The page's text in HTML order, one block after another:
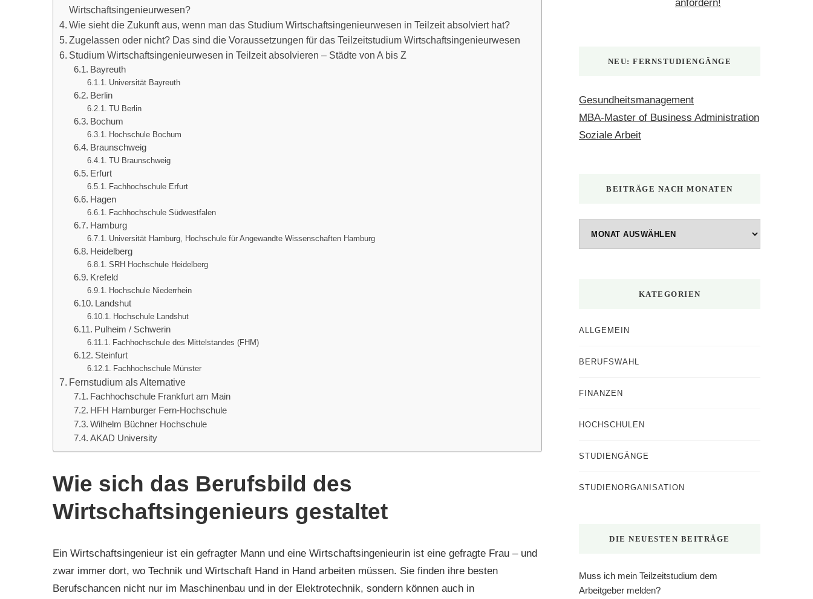
Wirtschaftsingenieurwesen?
Wie sieht die Zukunft aus, wenn man das Studium Wirtschaftsingenieurwesen in Teilzeit absolviert hat?
Zugelassen oder nicht? Das sind die Voraussetzungen für das Teilzeitstudium Wirtschaftsingenieurwesen
Studium Wirtschaftsingenieurwesen in Teilzeit absolvieren – Städte von A bis Z
Bayreuth
Universität Bayreuth
Berlin
TU Berlin
Bochum
Hochschule Bochum
Braunschweig
TU Braunschweig
Erfurt
Fachhochschule Erfurt
Hagen
Fachhochschule Südwestfalen
Hamburg
Universität Hamburg, Hochschule für Angewandte Wissenschaften Hamburg
Heidelberg
SRH Hochschule Heidelberg
Krefeld
Hochschule Niederrhein
Landshut
Hochschule Landshut
Pulheim / Schwerin
Fachhochschule des Mittelstandes (FHM)
Steinfurt
Fachhochschule Münster
Fernstudium als Alternative
Fachhochschule Frankfurt am Main
HFH Hamburger Fern-Hochschule
Wilhelm Büchner Hochschule
AKAD University
Wie sich das Berufsbild des
Wirtschaftsingenieurs gestaltet
Ein Wirtschaftsingenieur ist ein gefragter Mann und eine Wirtschaftsingenieurin ist eine gefragte Frau – und
zwar immer dort, wo Technik und Wirtschaft Hand in Hand arbeiten müssen. Sie finden ihre besten
Berufschancen nicht nur im Maschinenbau und in der Elektrotechnik, sondern können auch in
anfordern!
NEU: FERNSTUDIENGÄNGE
Gesundheitsmanagement
MBA-Master of Business Administration
Soziale Arbeit
BEITRÄGE NACH MONATEN
KATEGORIEN
ALLGEMEIN
BERUFSWAHL
FINANZEN
HOCHSCHULEN
STUDIENGÄNGE
STUDIENORGANISATION
DIE NEUESTEN BEITRÄGE
Muss ich mein Teilzeitstudium dem
Arbeitgeber melden?